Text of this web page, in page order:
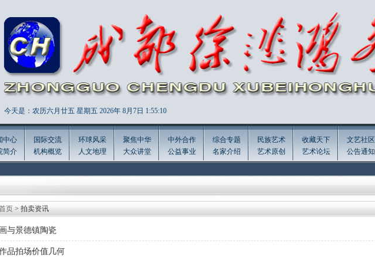
今天是：农历六月廿五 星期五 2026年 8月7日 1:55:10
中心
简介
国际交流
机构概览
环球风采
人文地理
聚焦中华
大众讲堂
中外合作
公益事业
综合专题
名家介绍
民族艺术
艺术原创
收藏天下
艺术论坛
文艺社区
公告通知
页> 拍卖资讯
与景德镇陶瓷
品拍场价值几何